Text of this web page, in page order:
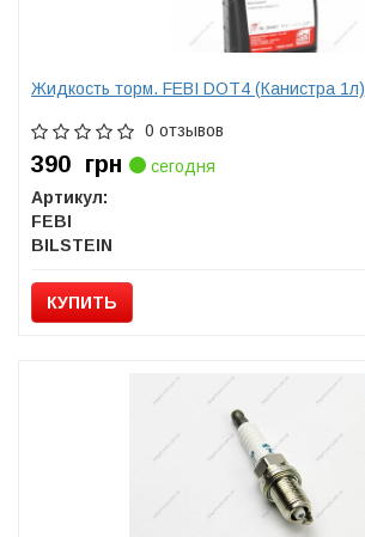
Жидкость торм. FEBI DOT4 (Канистра 1л)
0 отзывов
390 грн
сегодня
Артикул:
FEBI
BILSTEIN
КУПИТЬ